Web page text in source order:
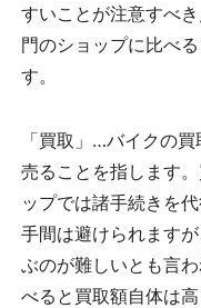
すいことが注意すべ
門のショップに比べ
す。
「買取」…バイクの
売ることを指します
ップでは諸手続きを
手間は避けられます
ぶのが難しいとも言
べると買取額自体は